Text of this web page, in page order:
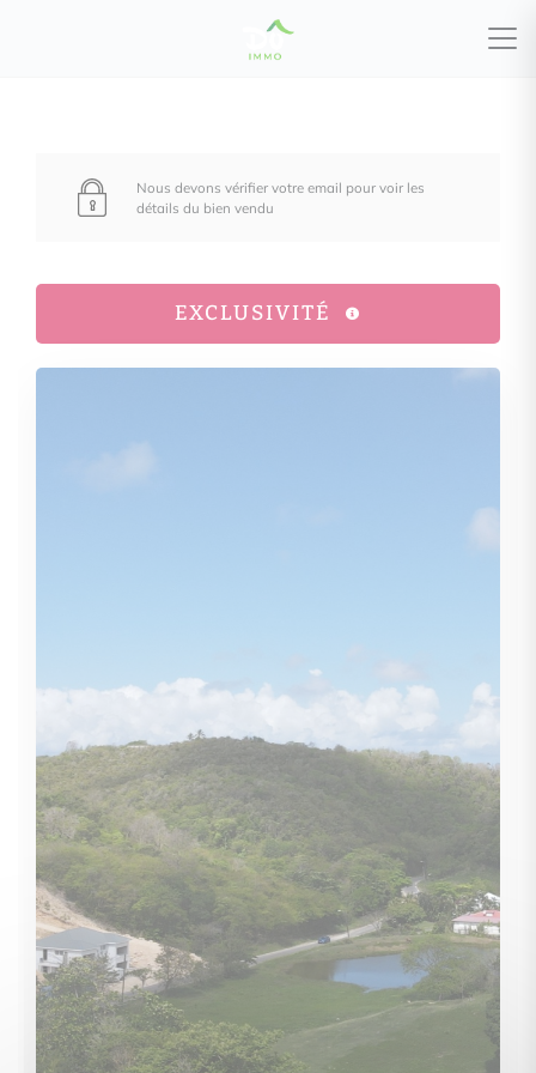
Nous devons vérifier votre email pour voir les
détails du bien vendu
EXCLUSIVITÉ